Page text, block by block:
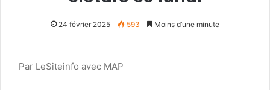
24 février 2025 593 Moins d’une minute
Par LeSiteinfo avec MAP